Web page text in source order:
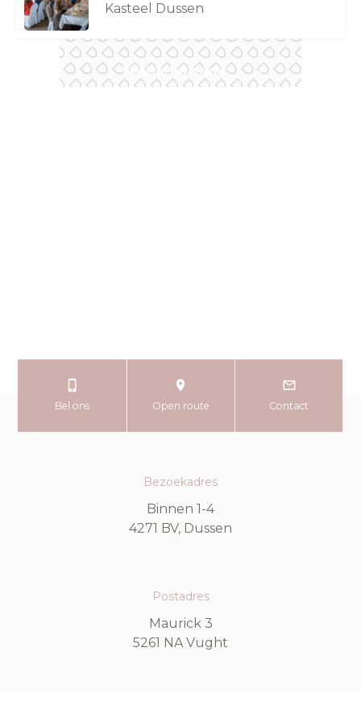
Bekijk al het nieuws
Kasteel Dussen
Bel ons Open route Contact
Bezoekadres
Binnen 1-4
4271 BV, Dussen
Postadres
Maurick 3
5261 NA Vught